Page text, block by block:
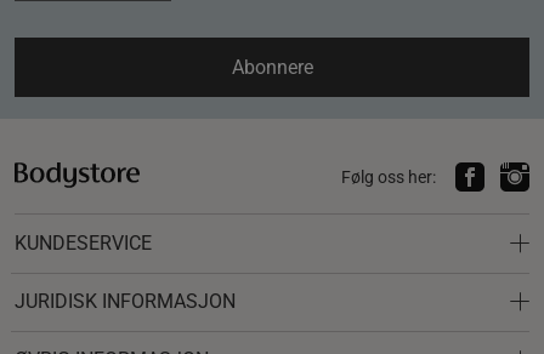
Abonnere
Følg oss her:
KUNDESERVICE
JURIDISK INFORMASJON